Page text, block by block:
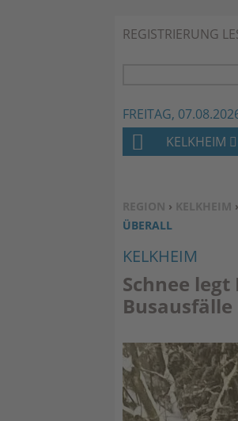
REGISTRIERUNG
FREITAG,
SIE BEFINDEN SICH
REGION › KELKHEIM ›
BERALL
KELKHEIM
Schnee
H
M
E
KELKHEIM